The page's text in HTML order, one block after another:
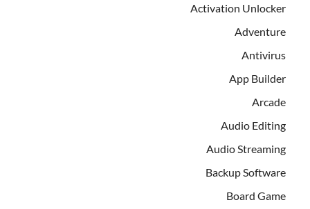
Activation Unlocker
Adventure
Antivirus
App Builder
Arcade
Audio Editing
Audio Streaming
Backup Software
Board Game